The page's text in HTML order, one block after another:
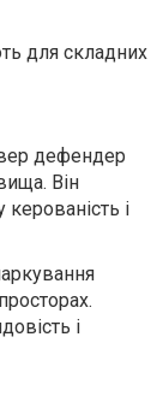
для складних
дефендер
Він
і
і